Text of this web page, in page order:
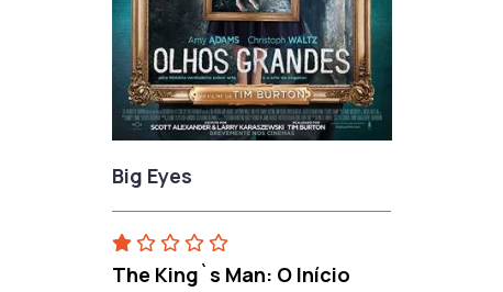
Big Eyes
The King`s Man: O Início